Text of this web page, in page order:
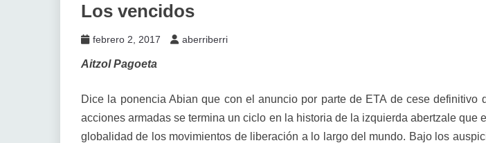
Los vencidos
febrero 2, 2017 aberriberri
Aitzol Pagoeta
Dice la ponencia Abian que con el anuncio por parte de ETA de cese definitivo
acciones armadas se termina un ciclo en la historia de la izquierda abertzale que
globalidad de los movimientos de liberación a lo largo del mundo. Bajo los